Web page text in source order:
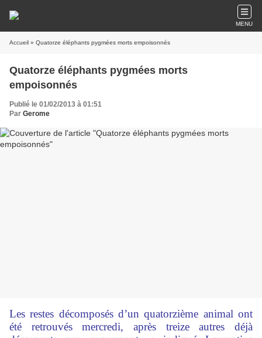
MENU
Accueil » Quatorze éléphants pygmées morts empoisonnés
Quatorze éléphants pygmées morts
empoisonnés
Publié le 01/02/2013 à 01:51
Par Gerome
Les restes décomposés d’un quatorzième animal ont
été retrouvés mercredi, après treize autres déjà